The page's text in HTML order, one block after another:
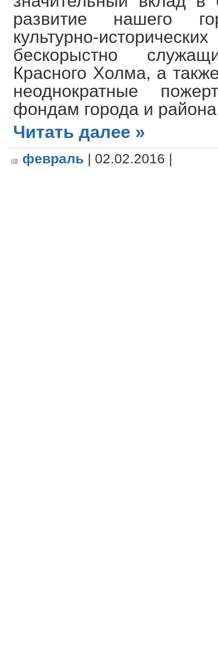
развитие нашего
культурно-
бескорыстно
Красного Холма, а
неоднократные
фондам города и
Читать далее »
февраль | 02.02.2016 |